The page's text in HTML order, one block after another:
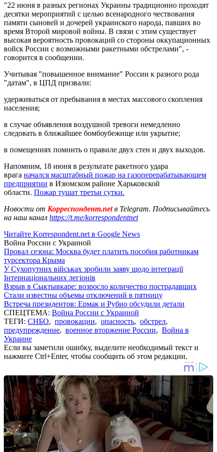
"22 июня в разных регионах Украины традиционно проходят
десятки мероприятий с целью всенародного чествования
памяти сыновей и дочерей украинского народа, павших во
время Второй мировой войны. В связи с этим существует
высокая вероятность провокаций со стороны оккупационных
войск России с возможными ракетными обстрелами", -
говорится в сообщении.
Учитывая "повышенное внимание" России к разного рода
"датам", в ЦПД призвали:
удерживаться от пребывания в местах массового скопления
населения;
в случае объявления воздушной тревоги немедленно
следовать в ближайшее бомбоубежище или укрытие;
в помещениях помнить о правиле двух стен и двух выходов.
Напомним, 18 июня в результате ракетного удара
врага начался масштабный пожар на газоперерабатывающем
предприятии в Изюмском районе Харьковской
области. Пожар тушат третьи сутки.
Новости от Корреспондент.netв Telegram. Подписывайтесь
на наш канал https://t.me/korrespondentnet
Читайте Korrespondent.net в Google News
Война России с Украиной
Провал сезона: Москва будет платить пособия работникам
турсектора Крыма
У Сухопутних військах зробили заяву щодо інтеграції
Інтернаціональних легіонів
Взрыв в Сыктывкаре: возросло количество пострадавших
Стали известны объемы отключений в пятницу
Встреча президентов: Ермак и Рубио обсудили детали
СПЕЦТЕМА: Война России с Украиной
ТЕГИ: СНБО, провокации, опасность, обстрел,
предупреждение, военное вторжение России, Война в
Украине
Если вы заметили ошибку, выделите необходимый текст и
нажмите Ctrl+Enter, чтобы сообщить об этом редакции.